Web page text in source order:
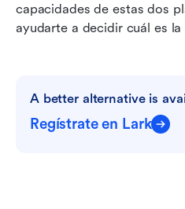
capacidades de estas dos
ayudarte a decidir cuál es
A better alternative is
Regístrate en Lark
¿Cuál deberías elegir?
Lecturas relacionadas